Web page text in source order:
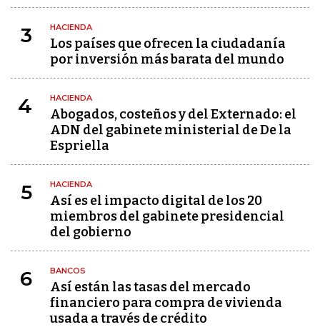
3 HACIENDA
Los países que ofrecen la ciudadanía
por inversión más barata del mundo
4 HACIENDA
Abogados, costeños y del Externado: el
ADN del gabinete ministerial de De la
Espriella
5 HACIENDA
Así es el impacto digital de los 20
miembros del gabinete presidencial
del gobierno
6 BANCOS
Así están las tasas del mercado
financiero para compra de vivienda
usada a través de crédito